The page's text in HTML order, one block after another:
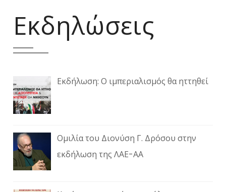
Εκδηλώσεις
Εκδήλωση: Ο ιμπεριαλισμός θα ηττηθεί
Ομιλία του Διονύση Γ. Δρόσου στην
εκδήλωση της ΛΑΕ-ΑΑ